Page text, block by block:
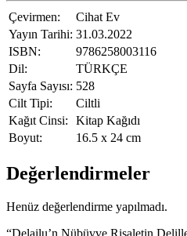
Çevirmen:
Cihat Ev
Yayın Tarihi: 31.03.2022
ISBN:
9786258003116
Dil:
TÜRKÇE
Sayfa Sayısı: 528
Cilt Tipi:
Ciltli
Kağıt Cinsi:
Kitap Kağıdı
Boyut:
16.5 x 24 cm
Değerlendirmeler
Henüz değerlendirme yapılmadı.